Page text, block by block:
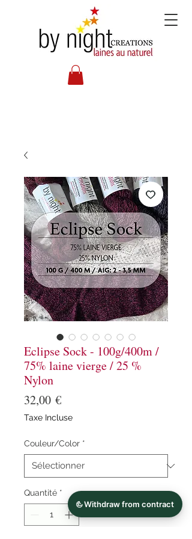
Eclipse Sock - 100g/400m /
75% laine vierge / 25 %
Nylon
32,00 €Prix
Taxe Incluse
Couleur/Color *
Quantité *